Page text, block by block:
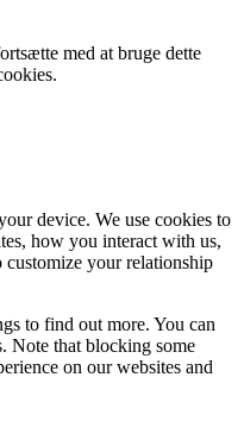
med at bruge dette
device. We use cookies to
how you interact with us,
customize your relationship
to find out more. You can
Note that blocking some
on our websites and